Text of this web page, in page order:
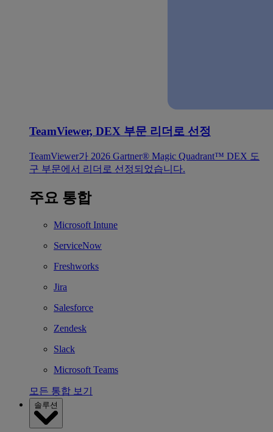
TeamViewer, DEX 부문 리더로 선정
TeamViewer가 2026 Gartner® Magic Quadrant™ DEX 도
구 부문에서 리더로 선정되었습니다.
주요 통합
Microsoft Intune
ServiceNow
Freshworks
Jira
Salesforce
Zendesk
Slack
Microsoft Teams
모든 통합 보기
솔루션